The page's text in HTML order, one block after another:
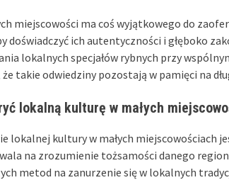
miejscowości ma coś wyjątkowego do
doświadczyć ich autentyczności i głęboko
lokalnych specjałów rybnych przy
takie odwiedziny pozostają w pamięci na
lokalną kulturę w małych
lokalnej kultury w małych miejscowościach
na zrozumienie tożsamości danego
metod na zanurzenie się w lokalnych